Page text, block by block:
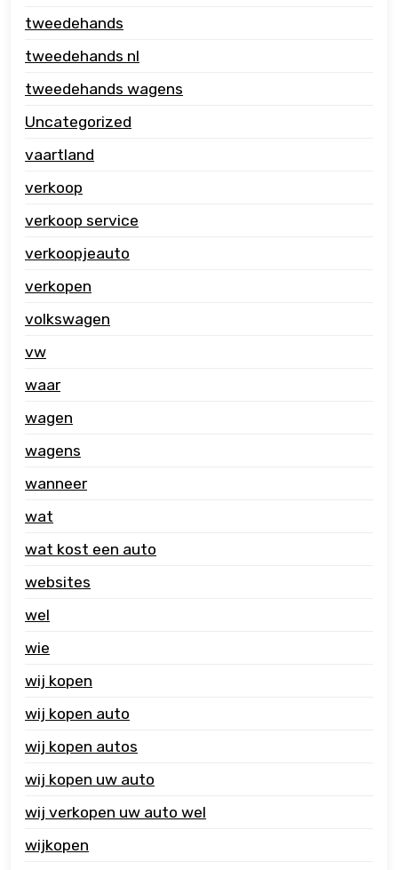
tweedehands
tweedehands nl
tweedehands wagens
Uncategorized
vaartland
verkoop
verkoop service
verkoopjeauto
verkopen
volkswagen
vw
waar
wagen
wagens
wanneer
wat
wat kost een auto
websites
wel
wie
wij kopen
wij kopen auto
wij kopen autos
wij kopen uw auto
wij verkopen uw auto wel
wijkopen